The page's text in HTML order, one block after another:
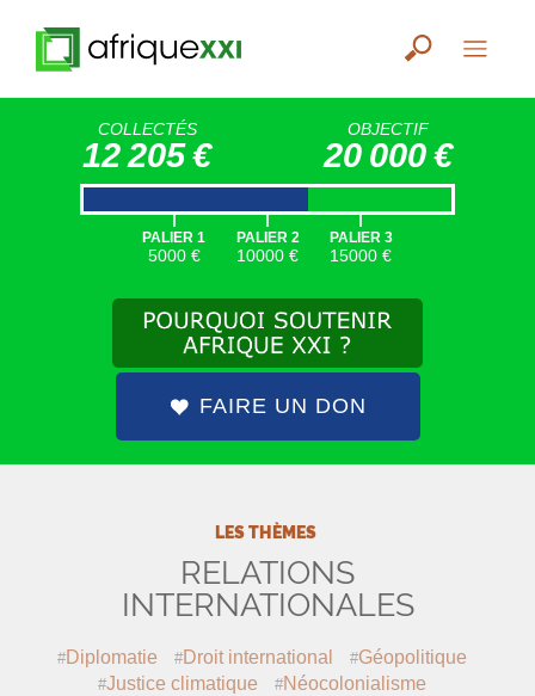
COLLECTÉS
12 205 €
OBJECTIF
20 000 €
|
PALIER 1
5000 €
|
PALIER 2
10000 €
|
PALIER 3
15000 €
FAIRE UN DON
LES THÈMES
RELATIONS
INTERNATIONALES
Diplomatie Droit international
Géopolitique
Justice climatique
Néocolonialisme